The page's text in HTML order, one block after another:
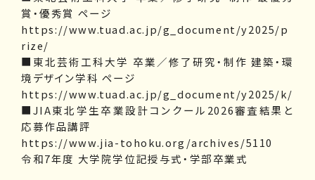
賞・優秀賞 ページ
https://www.tuad.ac.jp/g_document/y2025/p
rize/
■東北芸術工科大学 卒業／修了研究・制作 建築・環
境デザイン学科 ページ
https://www.tuad.ac.jp/g_document/y2025/k/
■JIA東北学生卒業設計コンクール2026審査結果と
応募作品講評
https://www.jia-tohoku.org/archives/5110
令和7年度 大学院学位記授与式・学部卒業式